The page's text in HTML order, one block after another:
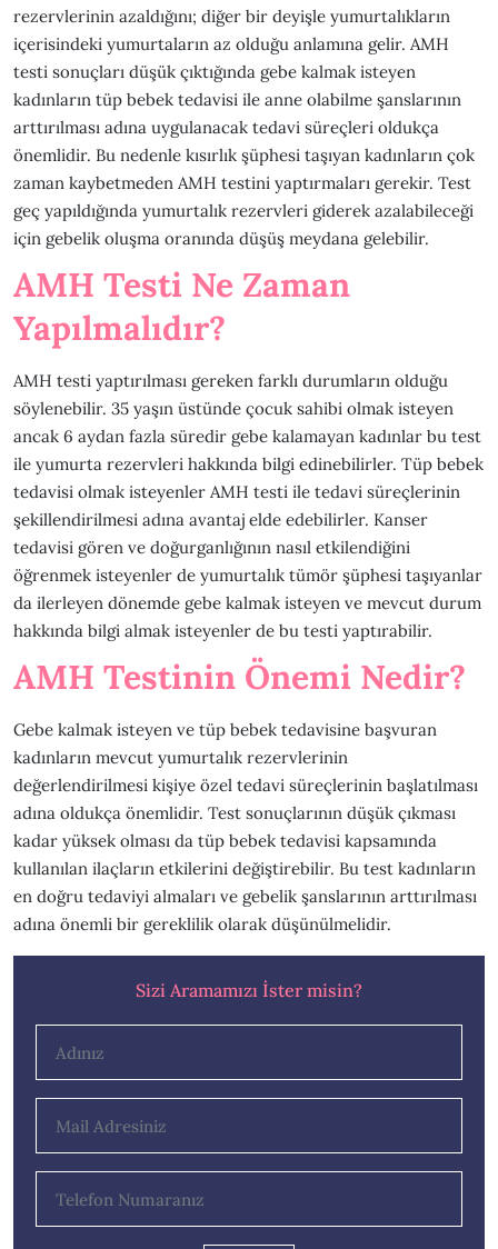
rezervlerinin azaldığını; diğer bir deyişle yumurtalıkların
içerisindeki yumurtaların az olduğu anlamına gelir. AMH
testi sonuçları düşük çıktığında gebe kalmak isteyen
kadınların tüp bebek tedavisi ile anne olabilme şanslarının
arttırılması adına uygulanacak tedavi süreçleri oldukça
önemlidir. Bu nedenle kısırlık şüphesi taşıyan kadınların çok
zaman kaybetmeden AMH testini yaptırmaları gerekir. Test
geç yapıldığında yumurtalık rezervleri giderek azalabileceği
için gebelik oluşma oranında düşüş meydana gelebilir.
AMH Testi Ne Zaman
Yapılmalıdır?
AMH testi yaptırılması gereken farklı durumların olduğu
söylenebilir. 35 yaşın üstünde çocuk sahibi olmak isteyen
ancak 6 aydan fazla süredir gebe kalamayan kadınlar bu test
ile yumurta rezervleri hakkında bilgi edinebilirler. Tüp bebek
tedavisi olmak isteyenler AMH testi ile tedavi süreçlerinin
şekillendirilmesi adına avantaj elde edebilirler. Kanser
tedavisi gören ve doğurganlığının nasıl etkilendiğini
öğrenmek isteyenler de yumurtalık tümör şüphesi taşıyanlar
da ilerleyen dönemde gebe kalmak isteyen ve mevcut durum
hakkında bilgi almak isteyenler de bu testi yaptırabilir.
AMH Testinin Önemi Nedir?
Gebe kalmak isteyen ve tüp bebek tedavisine başvuran
kadınların mevcut yumurtalık rezervlerinin
değerlendirilmesi kişiye özel tedavi süreçlerinin başlatılması
adına oldukça önemlidir. Test sonuçlarının düşük çıkması
kadar yüksek olması da tüp bebek tedavisi kapsamında
kullanılan ilaçların etkilerini değiştirebilir. Bu test kadınların
en doğru tedaviyi almaları ve gebelik şanslarının arttırılması
adına önemli bir gereklilik olarak düşünülmelidir.
Sizi Aramamızı İster misin?